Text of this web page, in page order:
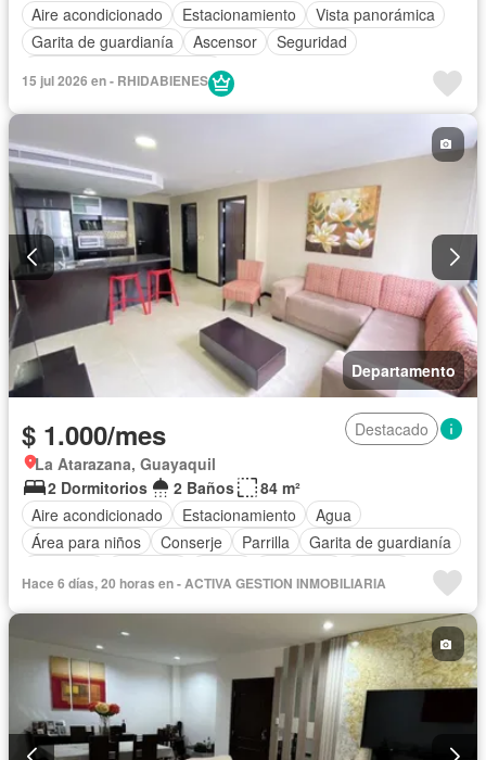
Aire acondicionado
Estacionamiento
Vista panorámica
Garita de guardianía
Ascensor
Seguridad
Completamente amoblado
15 jul 2026 en - RHIDABIENES
Departamento
$ 1.000/mes
Destacado
La Atarazana, Guayaquil
2 Dormitorios
2 Baños
84 m²
Aire acondicionado
Estacionamiento
Agua
Área para niños
Conserje Parrilla
Garita de guardianía
Cancha de tenis
Completamente amoblado
Hace 6 días, 20 horas en - ACTIVA GESTION INMOBILIARIA